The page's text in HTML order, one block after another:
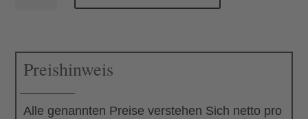
cm
Menge
Preishinweis
Alle genannten Preise verstehen Sich netto pro